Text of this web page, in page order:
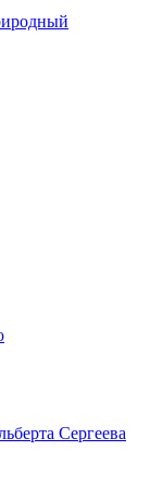
Сергеева